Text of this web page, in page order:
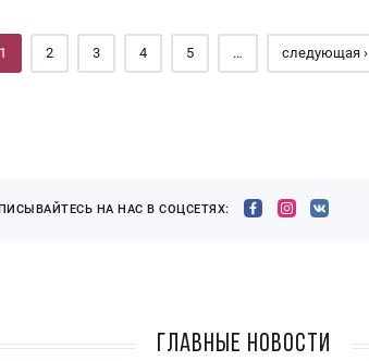
2 3 4 5 … следующая ›
НА НАС В СОЦСЕТЯХ:
Главные новости